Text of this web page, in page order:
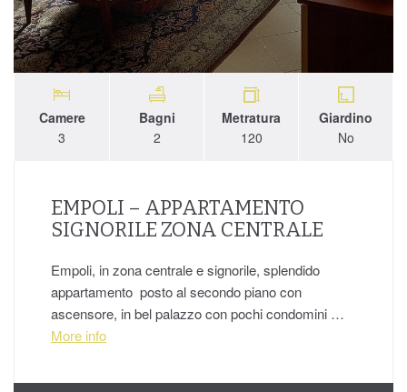
Camere
3
Bagni
2
Metratura
120
Giardino
No
EMPOLI – APPARTAMENTO
SIGNORILE ZONA CENTRALE
Empoli, in zona centrale e signorile, splendido
appartamento posto al secondo piano con
ascensore, in bel palazzo con pochi condomini …
More info